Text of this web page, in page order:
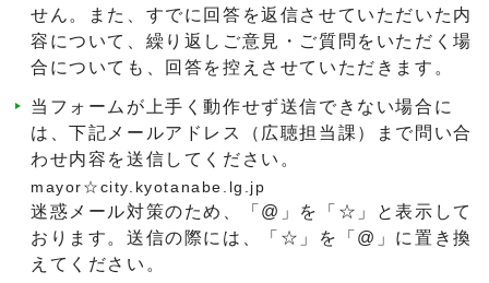
せん。また、すでに回答を返信させていただいた内
容について、繰り返しご意見・ご質問をいただく場
合についても、回答を控えさせていただきます。
当フォームが上手く動作せず送信できない場合に
は、下記メールアドレス（広聴担当課）まで問い合
わせ内容を送信してください。
mayor☆city.kyotanabe.lg.jp
迷惑メール対策のため、「@」を「☆」と表示して
おります。送信の際には、「☆」を「@」に置き換
えてください。